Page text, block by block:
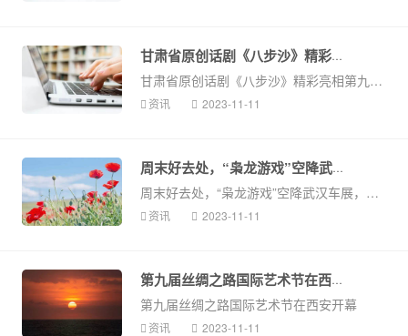
甘肃省原创话剧《八步沙》精彩亮相...
甘肃省原创话剧《八步沙》精彩亮相第九届丝绸之路国际艺术节
资讯 2023-11-11
周末好去处，“枭龙游戏”空降武汉...
周末好去处，“枭龙游戏”空降武汉车展，点燃挑战激情
资讯 2023-11-11
第九届丝绸之路国际艺术节在西安开...
第九届丝绸之路国际艺术节在西安开幕
资讯 2023-11-11